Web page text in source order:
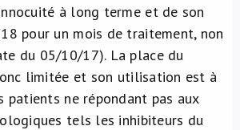
à long terme et de son
pour un mois de traitement, non
du 05/10/17). La place du
limitée et son utilisation est à
patients ne répondant pas aux
tels les inhibiteurs du